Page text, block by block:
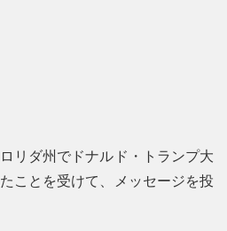
リダ州でドナルド・トランプ大
ことを受けて、メッセージを投